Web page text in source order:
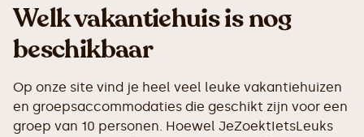
Welk vakantiehuis is nog
beschikbaar
Op onze site vind je heel veel leuke vakantiehuizen
en groepsaccommodaties die geschikt zijn voor een
groep van 10 personen. Hoewel JeZoektIetsLeuks